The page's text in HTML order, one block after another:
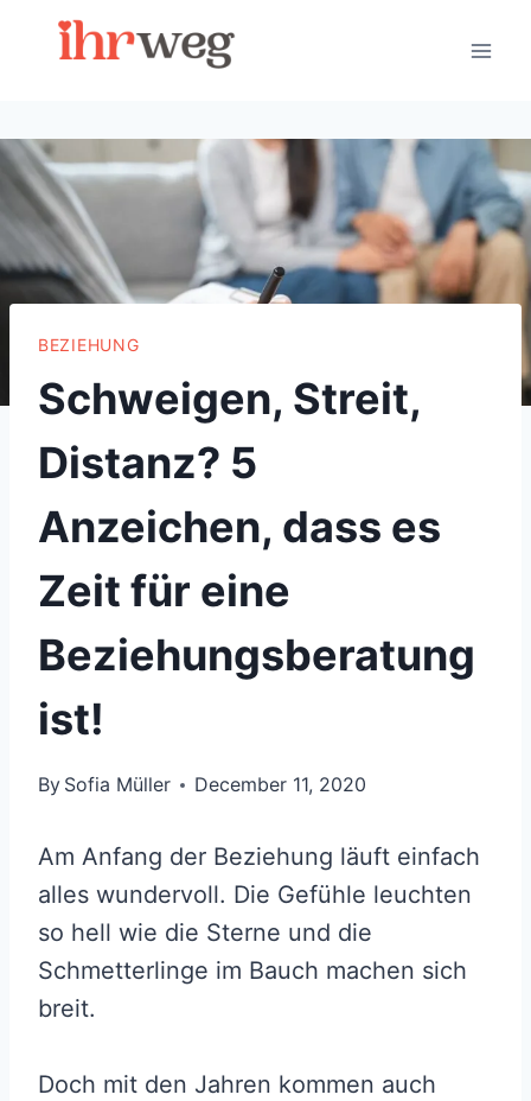
BEZIEHUNG
Schweigen, Streit,
Distanz? 5
Anzeichen, dass es
Zeit für eine
Beziehungsberatung
ist!
By Sofia Müller December 11, 2020
Am Anfang der Beziehung läuft einfach
alles wundervoll. Die Gefühle leuchten
so hell wie die Sterne und die
Schmetterlinge im Bauch machen sich
breit.
Doch mit den Jahren kommen auch